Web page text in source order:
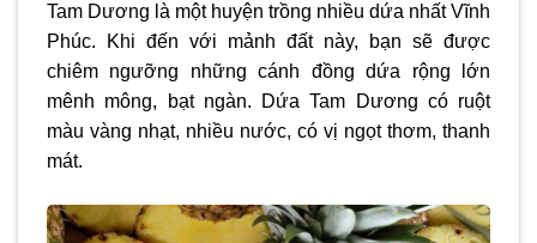
Tam Dương là một huyện trồng nhiều dứa nhất Vĩnh
Phúc. Khi đến với mảnh đất này, bạn sẽ được
chiêm ngưỡng những cánh đồng dứa rộng lớn
mênh mông, bạt ngàn. Dứa Tam Dương có ruột
màu vàng nhạt, nhiều nước, có vị ngọt thơm, thanh
mát.